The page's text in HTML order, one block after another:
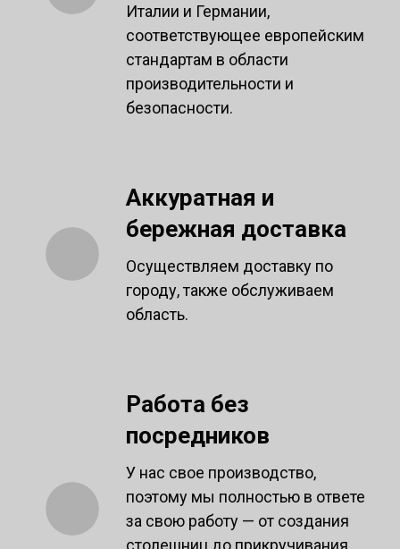
Италии и Германии,
соответствующее европейским
стандартам в области
производительности и
безопасности.
Аккуратная и
бережная доставка
Осуществляем доставку по
городу, также обслуживаем
область.
Работа без
посредников
У нас свое производство,
поэтому мы полностью в ответе
за свою работу — от создания
столешниц до прикручивания